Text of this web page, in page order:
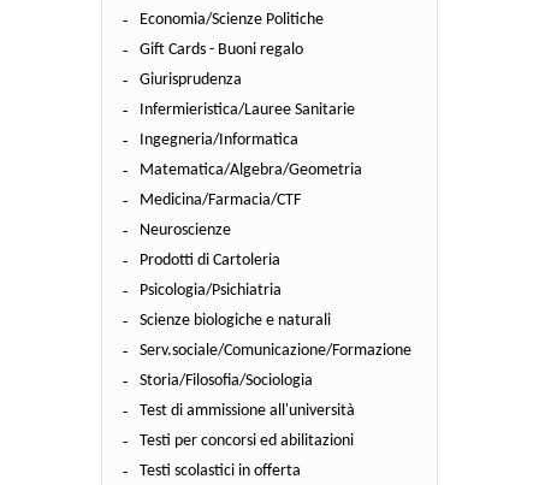
Economia/Scienze Politiche
Gift Cards - Buoni regalo
Giurisprudenza
Infermieristica/Lauree Sanitarie
Ingegneria/Informatica
Matematica/Algebra/Geometria
Medicina/Farmacia/CTF
Neuroscienze
Prodotti di Cartoleria
Psicologia/Psichiatria
Scienze biologiche e naturali
Serv.sociale/Comunicazione/Formazione
Storia/Filosofia/Sociologia
Test di ammissione all'università
Testi per concorsi ed abilitazioni
Testi scolastici in offerta